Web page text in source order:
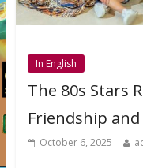
In English
The 80s Stars
Friendship
October 6, 2025